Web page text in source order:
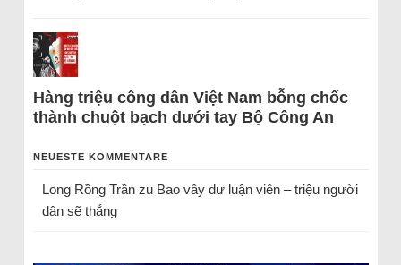
Hàng triệu công dân Việt Nam bỗng chốc
thành chuột bạch dưới tay Bộ Công An
NEUESTE KOMMENTARE
Long Rồng Trầnzu Bao vây dư luận viên – triệu người
dân sẽ thắng